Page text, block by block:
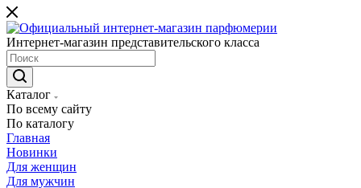
Интернет-магазин представительского класса
Каталог
По всему сайту
По каталогу
Главная
Новинки
Для женщин
Для мужчин